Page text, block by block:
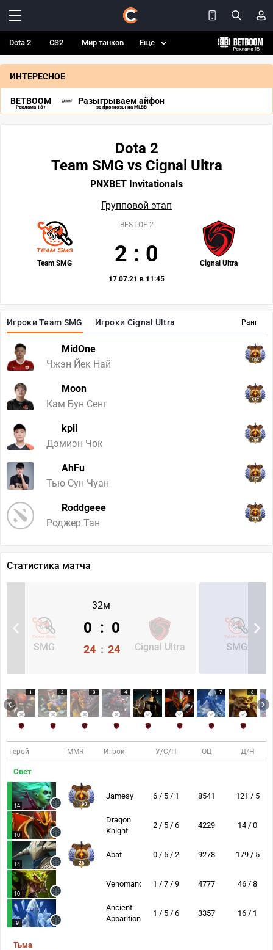
Dota 2 CS2 Мир танков Еще
ИНТЕРЕСНОЕ
BETBOOM
Реклама 18+
Разыгрываем айфон
за прогнозы на MLBB
Ранг
Игроки Team SMG Игроки Cignal Ultra
MidOne
Чжэн Йек Най
106
Moon
Кам Бун Сенг
327
kpii
Дэмиэн Чок
768
AhFu
Тью Сун Чуан
157
Roddgeee
Роджер Тан
775
Dota 2
Team SMG vs Cignal Ultra
PNXBET Invitationals
Групповой этап
Team SMG Cignal Ultra
BEST-OF-2
2 : 0
17.07.21 в 11:45
Статистика матча
32м
SMG Cignal Ultra
0 : 0
24 : 24 SMG
1 2 3 4 5 6 7 8
Герой MMR Игрок У/С/П ОЦ Д/Н
Свет
14 1197
Jamesy 6 / 5 / 1 8541 121 / 5
10
Dragon
Knight
2 / 5 / 6 4229 14 / 0
14 26
Abat 0 / 5 / 2 9278 179 / 5
10
Venomancer 1 / 7 / 9 4777 46 / 8
9
Ancient
Apparition
1 / 5 / 6 3357 16 / 1
Тьма